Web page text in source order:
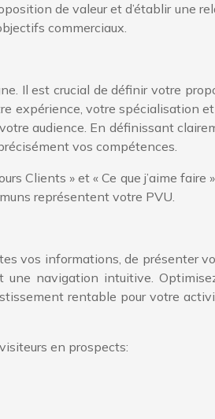
de valeur et d’établir une
commerciaux.
Il est crucial de définir votre
expérience, votre spécialisation
audience. En définissant
vos compétences.
Clients » et « Ce que j’aime
représentent votre PVU.
vos informations, de présenter
navigation intuitive.
rentable pour votre
en prospects: